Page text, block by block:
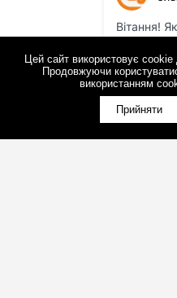
Цей сайт використовує
Продовжуючи
використанням
Прийняти